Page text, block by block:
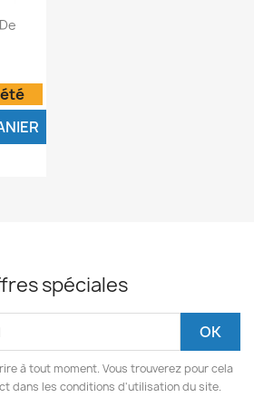
spéciales
à tout moment. Vous trouverez pour cela
dans les conditions d'utilisation du site.